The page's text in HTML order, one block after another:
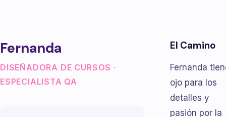
Fernanda
DISEÑADORA DE CURSOS ·
ESPECIALISTA QA
El Camino
Fernanda
ojo para los
detalles y
pasión por la